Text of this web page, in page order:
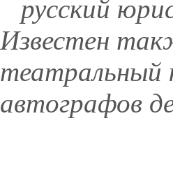
русский
Известен
театральный
автографов